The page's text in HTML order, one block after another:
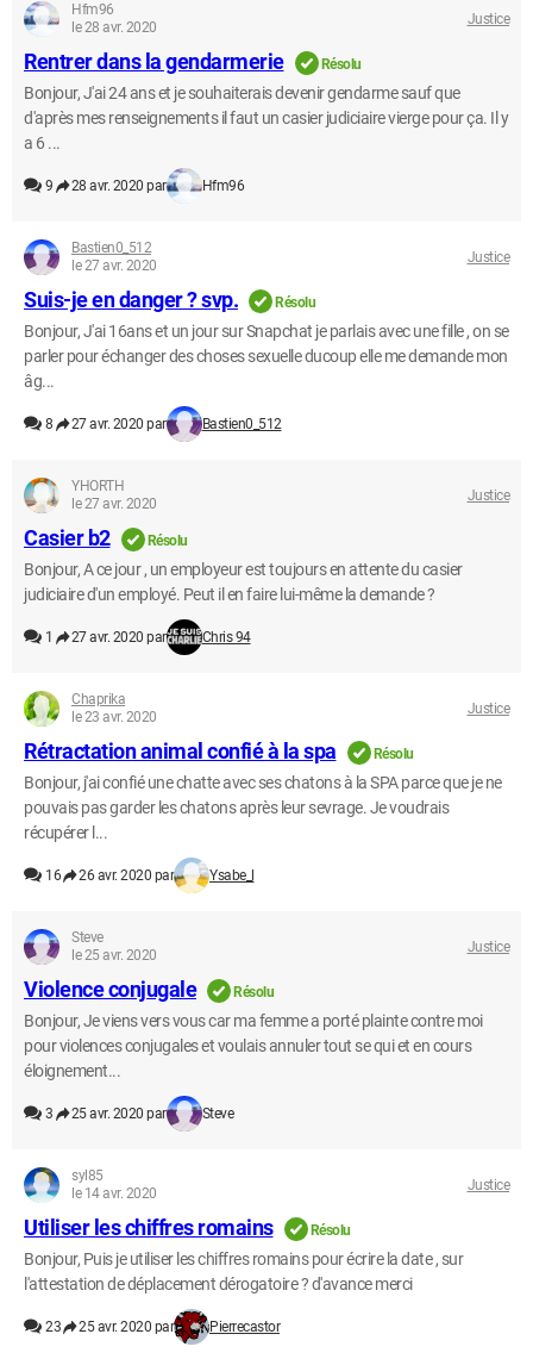
Hfm96
le 28 avr. 2020
Justice
Rentrer dans la gendarmerie Résolu
Bonjour, J'ai 24 ans et je souhaiterais devenir gendarme sauf que
d'après mes renseignements il faut un casier judiciaire vierge pour ça. Il y
a 6 ...
9 28 avr. 2020 par Hfm96
Bastien0_512
le 27 avr. 2020
Justice
Suis-je en danger ? svp. Résolu
Bonjour, J'ai 16ans et un jour sur Snapchat je parlais avec une fille , on se
parler pour échanger des choses sexuelle ducoup elle me demande mon
âg...
8 27 avr. 2020 par Bastien0_512
YHORTH
le 27 avr. 2020
Justice
Casier b2 Résolu
Bonjour, A ce jour , un employeur est toujours en attente du casier
judiciaire d'un employé. Peut il en faire lui-même la demande ?
1 27 avr. 2020 par Chris 94
Chaprika
le 23 avr. 2020
Justice
Rétractation animal confié à la spa Résolu
Bonjour, j'ai confié une chatte avec ses chatons à la SPA parce que je ne
pouvais pas garder les chatons après leur sevrage. Je voudrais
récupérer l...
16 26 avr. 2020 par Ysabe_l
Steve
le 25 avr. 2020
Justice
Violence conjugale Résolu
Bonjour, Je viens vers vous car ma femme a porté plainte contre moi
pour violences conjugales et voulais annuler tout se qui et en cours
éloignement...
3 25 avr. 2020 par Steve
syl85
le 14 avr. 2020
Justice
Utiliser les chiffres romains Résolu
Bonjour, Puis je utiliser les chiffres romains pour écrire la date , sur
l'attestation de déplacement dérogatoire ? d'avance merci
23 25 avr. 2020 par Pierrecastor